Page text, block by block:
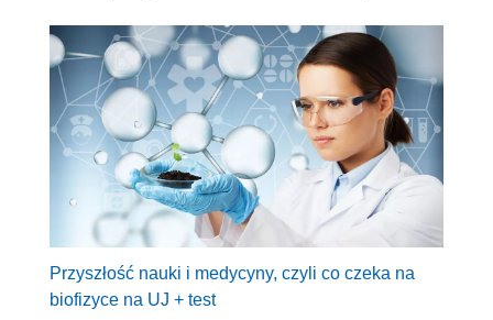
Przyszłość nauki i medycyny, czyli co czeka na
biofizyce na UJ + test